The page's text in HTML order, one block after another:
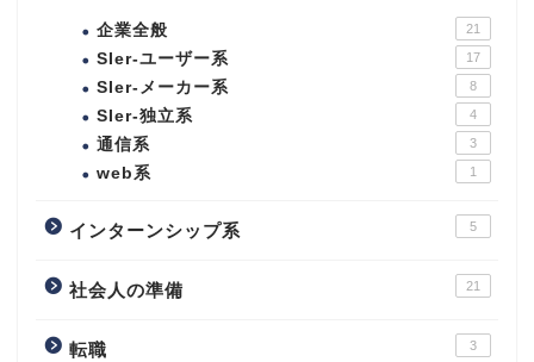
企業全般 21
SIer-ユーザー系 17
SIer-メーカー系 8
SIer-独立系 4
通信系 3
web系 1
インターンシップ系 5
社会人の準備 21
転職 3